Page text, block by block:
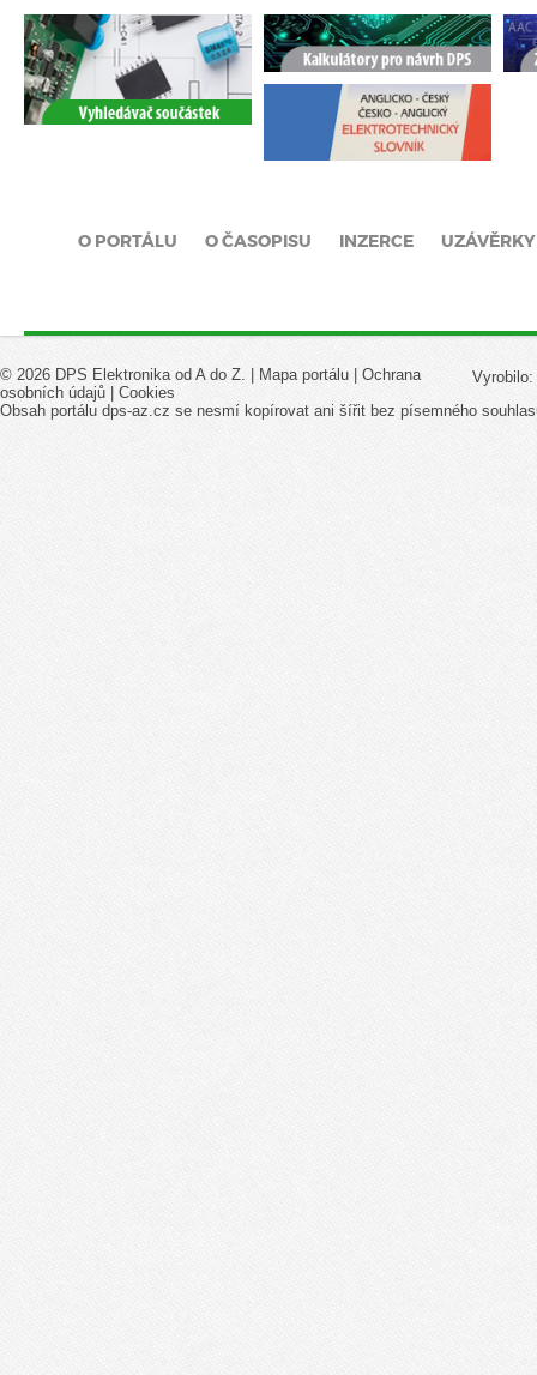
O PORTÁLU O ČASOPISU INZERCE UZÁVĚRKY
Vyrobilo:
© 2026 DPS Elektronika od A do Z. | Mapa portálu
Ochrana
osobních údajů
Cookies
Obsah portálu dps-az.cz se nesmí kopírovat ani šířit bez písemného